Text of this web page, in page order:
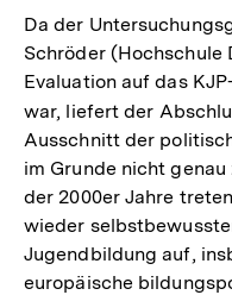
Da der
Schröder
Evaluation auf das
war, liefert der
Ausschnitt der
im Grunde nicht
der 2000er Jahre
wieder
Jugendbildung auf,
europäische